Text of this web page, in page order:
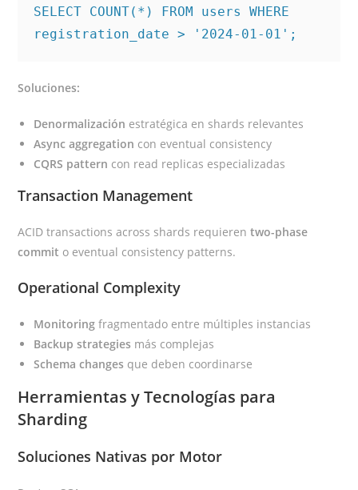
SELECT COUNT(*) FROM users WHERE
Soluciones:
Denormalización estratégica en shards relevantes
Async aggregation con eventual consistency
CQRS pattern con read replicas especializadas
Transaction Management
ACID transactions across shards requierentwo-phase
commit o eventual consistency patterns.
Operational Complexity
Monitoring fragmentado entre múltiples instancias
Backup strategies más complejas
Schema changes que deben coordinarse
Herramientas y Tecnologías para
Sharding
Soluciones Nativas por Motor